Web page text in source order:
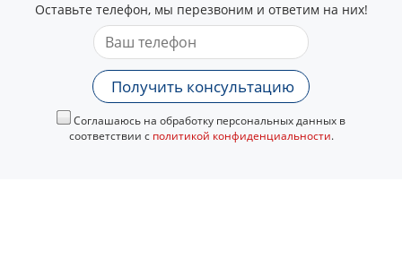
Оставьте телефон, мы перезвоним и ответим на них!
Получить консультацию
Соглашаюсь на обработку персональных данных в
соответствии с политикой конфиденциальности.